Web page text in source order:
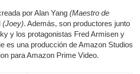
por Alan Yang (Maestro de
(Joey). Además, son productores junto
y los protagonistas Fred Armisen y
es una producción de Amazon Studios
para Amazon Prime Video.